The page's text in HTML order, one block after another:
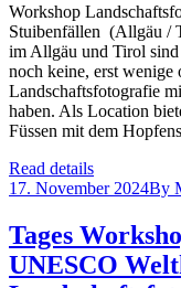
Workshop
Stuibenfällen (Allgäu /
im Allgäu und Tirol sind
noch keine, erst wenige
Landschaftsfotografie
haben. Als Location
Füssen mit dem
Read details
17. November 2024By
Tages
UNESCO